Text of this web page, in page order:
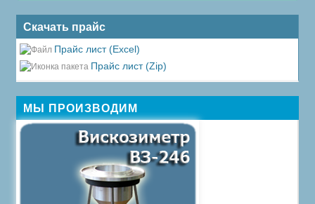
Скачать прайс
Прайс лист (Excel)
Прайс лист (Zip)
МЫ ПРОИЗВОДИМ